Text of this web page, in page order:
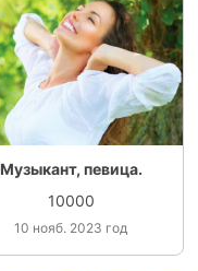
Музыкант, певица.
10000
10 нояб. 2023 год